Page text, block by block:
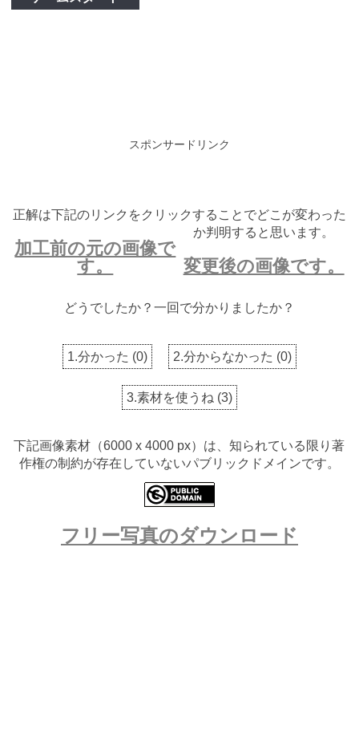
スポンサードリンク
正解は下記のリンクをクリックすることでどこが変わった
か判明すると思います。
加工前の元の画像で
す。
変更後の画像です。
どうでしたか？一回で分かりましたか？
1.分かった (0) 2.分からなかった (0)
3.素材を使うね (3)
下記画像素材（6000 x 4000 px）は、知られている限り著
作権の制約が存在していないパブリックドメインです。
フリー写真のダウンロード